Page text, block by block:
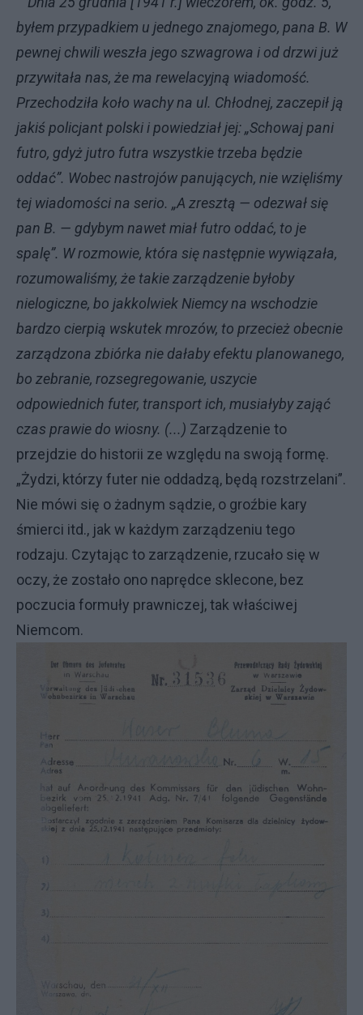
byłem przypadkiem u jednego znajomego, pana B. W
pewnej chwili weszła jego szwagrowa i od drzwi już
przywitała nas, że ma rewelacyjną wiadomość.
Przechodziła koło wachy na ul. Chłodnej, zaczepił ją
jakiś policjant polski i powiedział jej: „Schowaj pani
futro, gdyż jutro futra wszystkie trzeba będzie
oddać”. Wobec nastrojów panujących, nie wzięliśmy
tej wiadomości na serio. „A zresztą — odezwał się
pan B. — gdybym nawet miał futro oddać, to je
spalę”. W rozmowie, która się następnie wywiązała,
rozumowaliśmy, że takie zarządzenie byłoby
nielogiczne, bo jakkolwiek Niemcy na wschodzie
bardzo cierpią wskutek mrozów, to przecież obecnie
zarządzona zbiórka nie dałaby efektu planowanego,
bo zebranie, rozsegregowanie, uszycie
odpowiednich futer, transport ich, musiałyby zająć
czas prawie do wiosny. (...) Zarządzenie to
przejdzie do historii ze względu na swoją formę.
„Żydzi, którzy futer nie oddadzą, będą rozstrzelani”.
Nie mówi się o żadnym sądzie, o groźbie kary
śmierci itd., jak w każdym zarządzeniu tego
rodzaju. Czytając to zarządzenie, rzucało się w
oczy, że zostało ono naprędce sklecone, bez
poczucia formuły prawniczej, tak właściwej
Niemcom.